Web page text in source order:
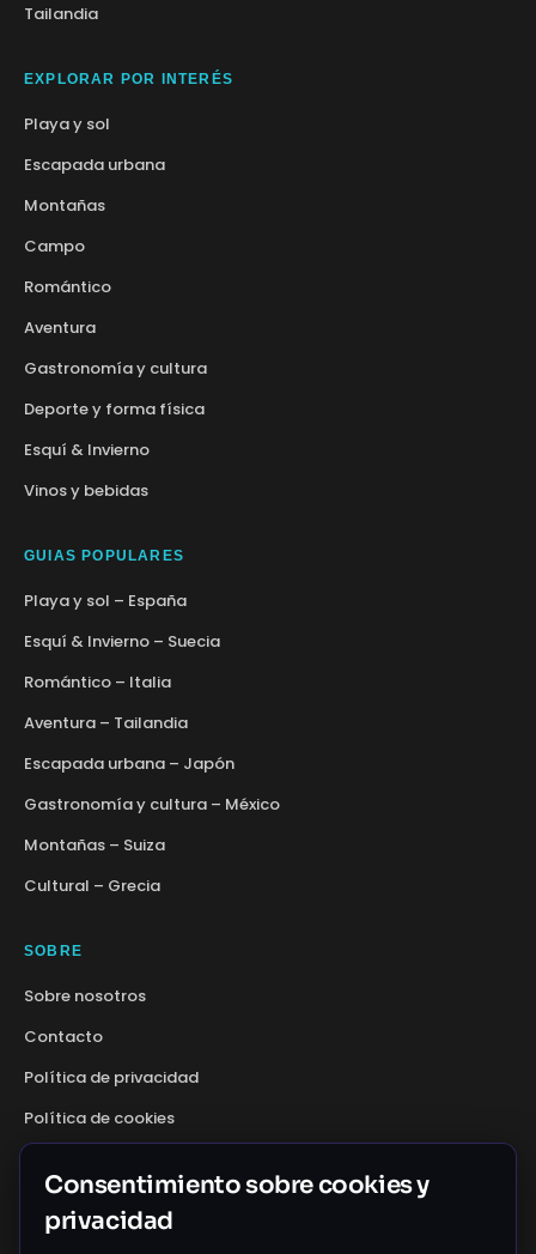
Consentimiento sobre cookies y
privacidad
Tailandia
EXPLORAR POR INTERÉS
Playa y sol
Escapada urbana
Montañas
Campo
Romántico
Aventura
Gastronomía y cultura
Deporte y forma física
Esquí & Invierno
Vinos y bebidas
GUIAS POPULARES
Playa y sol – España
Esquí & Invierno – Suecia
Romántico – Italia
Aventura – Tailandia
Escapada urbana – Japón
Gastronomía y cultura – México
Montañas – Suiza
Cultural – Grecia
SOBRE
Sobre nosotros
Contacto
Política de privacidad
Política de cookies